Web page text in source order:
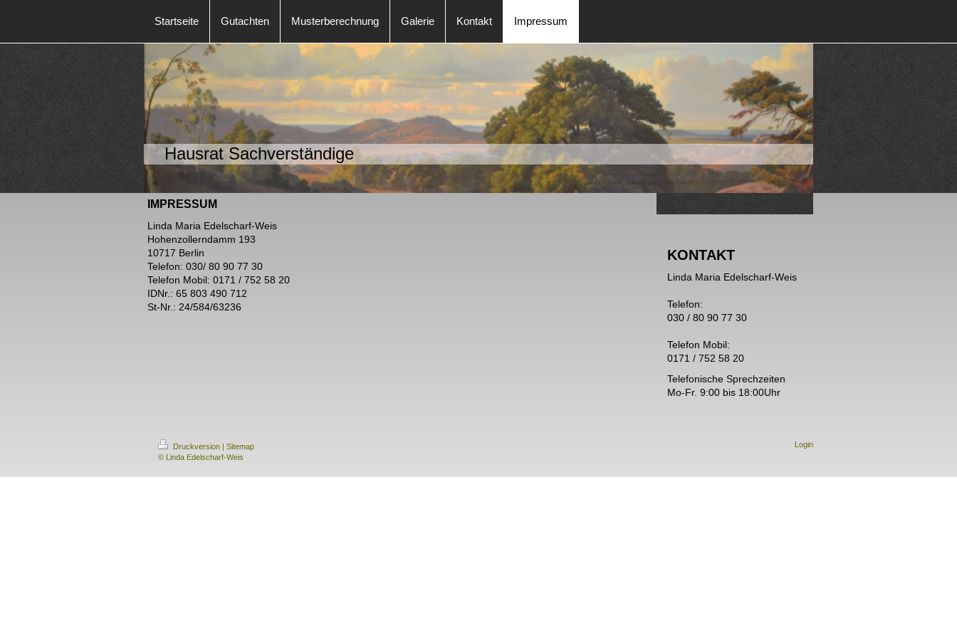
Startseite Gutachten Musterberechnung Galerie Kontakt Impressum
Hausrat Sachverständige
IMPRESSUM
Linda Maria Edelscharf-Weis
Hohenzollerndamm 193
10717 Berlin
Telefon: 030/ 80 90 77 30
Telefon Mobil: 0171 / 752 58 20
IDNr.: 65 803 490 712
St-Nr.: 24/584/63236
KONTAKT
Linda Maria Edelscharf-Weis
Telefon:
030 / 80 90 77 30
Telefon Mobil:
0171 / 752 58 20
Telefonische Sprechzeiten
Mo-Fr. 9:00 bis 18:00Uhr
Druckversion | Sitemap
© Linda Edelscharf-Weis
Login